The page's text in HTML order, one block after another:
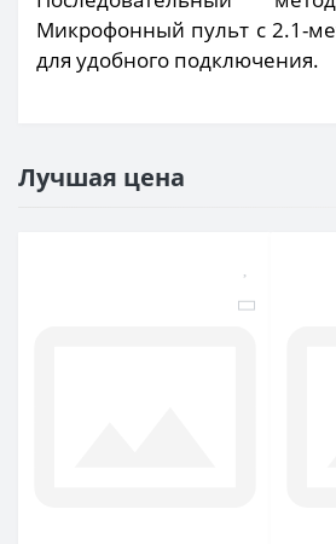
Микрофонный пульт с 2.1-
для удобного подключения.
Лучшая цена